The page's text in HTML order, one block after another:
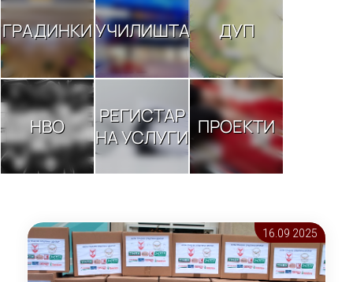
ГРАДИНКИУЧИЛИШТА ДУП
НВО
РЕГИСТАР
НА УСЛУГИ ПРОЕКТИ
16.09 2025